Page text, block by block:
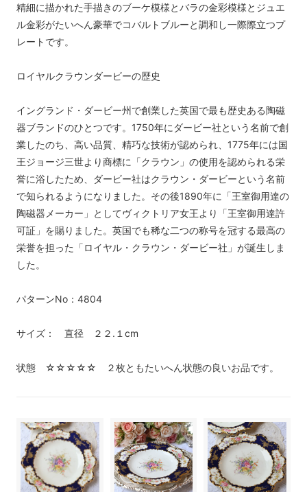
精細に描かれた手描きのブーケ模様とバラの金彩模様とジュエ
ル金彩がたいへん豪華でコバルトブルーと調和し一際際立つプ
レートです。
ロイヤルクラウンダービーの歴史
イングランド・ダービー州で創業した英国で最も歴史ある陶磁
器ブランドのひとつです。1750年にダービー社という名前で創
業したのち、高い品質、精巧な技術が認められ、1775年には国
王ジョージ三世より商標に「クラウン」の使用を認められる栄
誉に浴したため、ダービー社はクラウン・ダービーという名前
で知られるようになりました。その後1890年に「王室御用達の
陶磁器メーカー」としてヴィクトリア女王より「王室御用達許
可証」を賜りました。英国でも稀な二つの称号を冠する最高の
栄誉を担った「ロイヤル・クラウン・ダービー社」が誕生しま
した。
パターンNo：4804
サイズ： 直径 ２２.１cm
状態 ☆☆☆☆☆ ２枚ともたいへん状態の良いお品です。